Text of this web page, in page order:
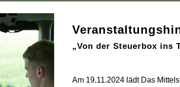
„Von der Steuerbox ins
Am 19.11.2024 lädt Das